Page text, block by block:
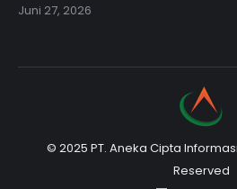
Juni 27, 2026
© 2025 PT. Aneka Cipta
Reserved